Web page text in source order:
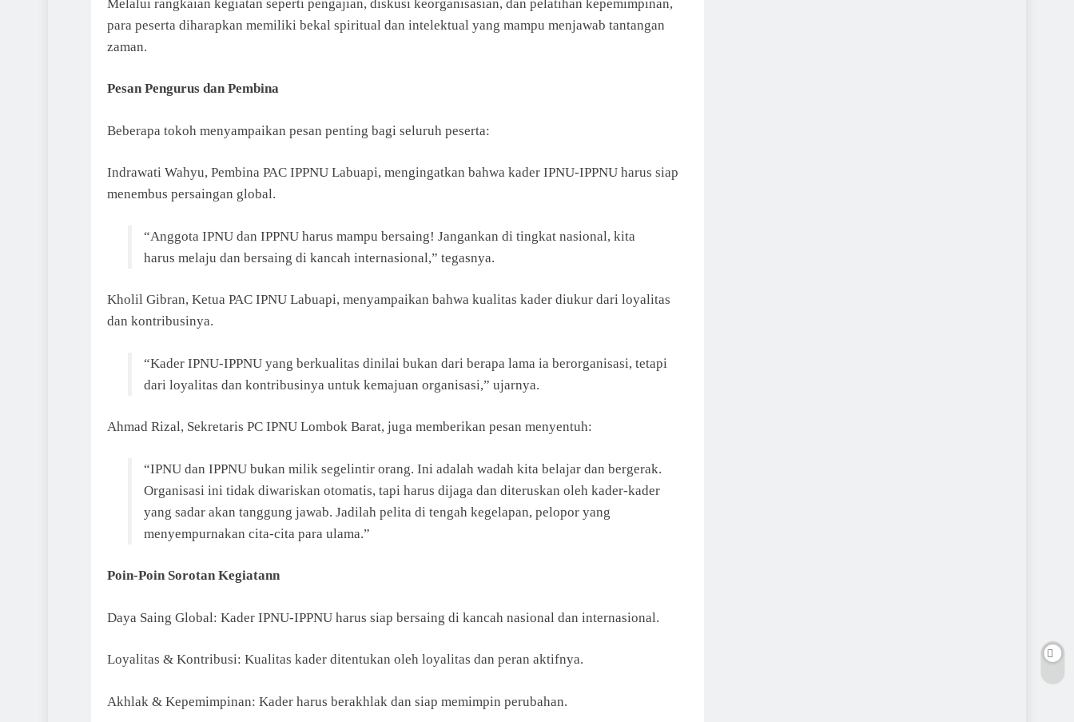
Melalui rangkaian kegiatan seperti pengajian, diskusi keorganisasian, dan pelatihan kepemimpinan,
para peserta diharapkan memiliki bekal spiritual dan intelektual yang mampu menjawab tantangan
zaman.
Pesan Pengurus dan Pembina
Beberapa tokoh menyampaikan pesan penting bagi seluruh peserta:
Indrawati Wahyu, Pembina PAC IPPNU Labuapi, mengingatkan bahwa kader IPNU-IPPNU harus siap
menembus persaingan global.
“Anggota IPNU dan IPPNU harus mampu bersaing! Jangankan di tingkat nasional, kita
harus melaju dan bersaing di kancah internasional,” tegasnya.
Kholil Gibran, Ketua PAC IPNU Labuapi, menyampaikan bahwa kualitas kader diukur dari loyalitas
dan kontribusinya.
“Kader IPNU-IPPNU yang berkualitas dinilai bukan dari berapa lama ia berorganisasi, tetapi
dari loyalitas dan kontribusinya untuk kemajuan organisasi,” ujarnya.
Ahmad Rizal, Sekretaris PC IPNU Lombok Barat, juga memberikan pesan menyentuh:
“IPNU dan IPPNU bukan milik segelintir orang. Ini adalah wadah kita belajar dan bergerak.
Organisasi ini tidak diwariskan otomatis, tapi harus dijaga dan diteruskan oleh kader-kader
yang sadar akan tanggung jawab. Jadilah pelita di tengah kegelapan, pelopor yang
menyempurnakan cita-cita para ulama.”
Poin-Poin Sorotan Kegiatann
Daya Saing Global: Kader IPNU-IPPNU harus siap bersaing di kancah nasional dan internasional.
Loyalitas & Kontribusi: Kualitas kader ditentukan oleh loyalitas dan peran aktifnya.
Akhlak & Kepemimpinan: Kader harus berakhlak dan siap memimpin perubahan.